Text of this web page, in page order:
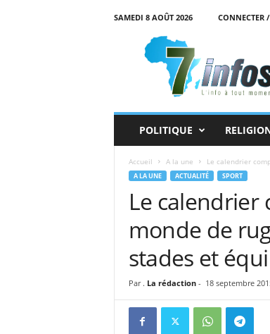
SAMEDI 8 AOÛT 2026 CONNECTER
POLITIQUE
Accueil A la une Le calendrier
A LA UNE ACTUALITÉ SPORT
Le calendrier
monde de
stades et
Par . La rédaction- 18 septembre